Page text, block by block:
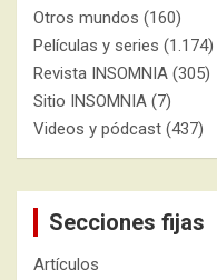
Otros mundos (160)
Películas y series (1.174)
Revista INSOMNIA (305)
Sitio INSOMNIA (7)
Videos y pódcast (437)
Secciones fijas
Artículos